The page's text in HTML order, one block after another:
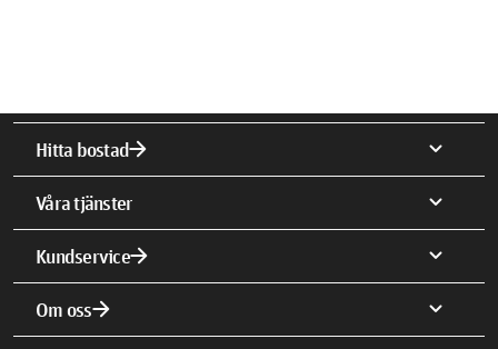
Hitta bostadarrow_forward expand_more
Våra tjänster expand_more
Kundservicearrow_forward expand_more
Om ossarrow_forward expand_more